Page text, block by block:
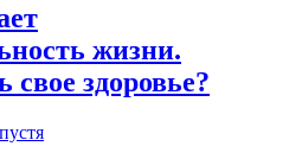
жизни.
здоровье?